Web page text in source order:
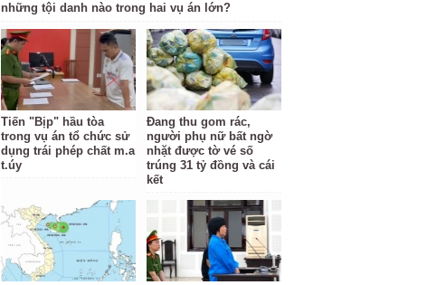
những tội danh nào trong hai vụ án lớn?
Tiến "Bịp" hầu tòa
trong vụ án tổ chức sử
dụng trái phép chất m.a
t.úy
Đang thu gom rác,
người phụ nữ bất ngờ
nhặt được tờ vé số
trúng 31 tỷ đồng và cái
kết